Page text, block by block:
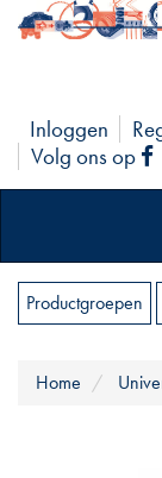
Inloggen
Volg ons op
Productgroepen
Home